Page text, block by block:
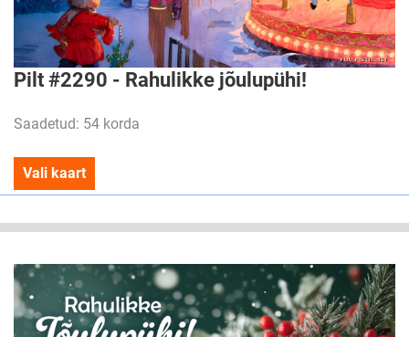
Pilt #2290 - Rahulikke jõulupühi!
Saadetud: 54 korda
Vali kaart